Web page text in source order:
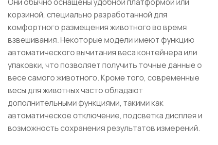
корзиной, специально разработанной для
комфортного размещения животного во время
взвешивания. Некоторые модели имеют функцию
автоматического вычитания веса контейнера или
упаковки, что позволяет получить точные данные о
весе самого животного. Кроме того, современные
весы для животных часто обладают
дополнительными функциями, такими как
автоматическое отключение, подсветка дисплея и
возможность сохранения результатов измерений.